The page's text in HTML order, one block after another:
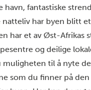
havn, fantastiske
natteliv har byen blitt
har et av Øst-Afrikas
og deilige
muligheten til å nyte
som du finner på